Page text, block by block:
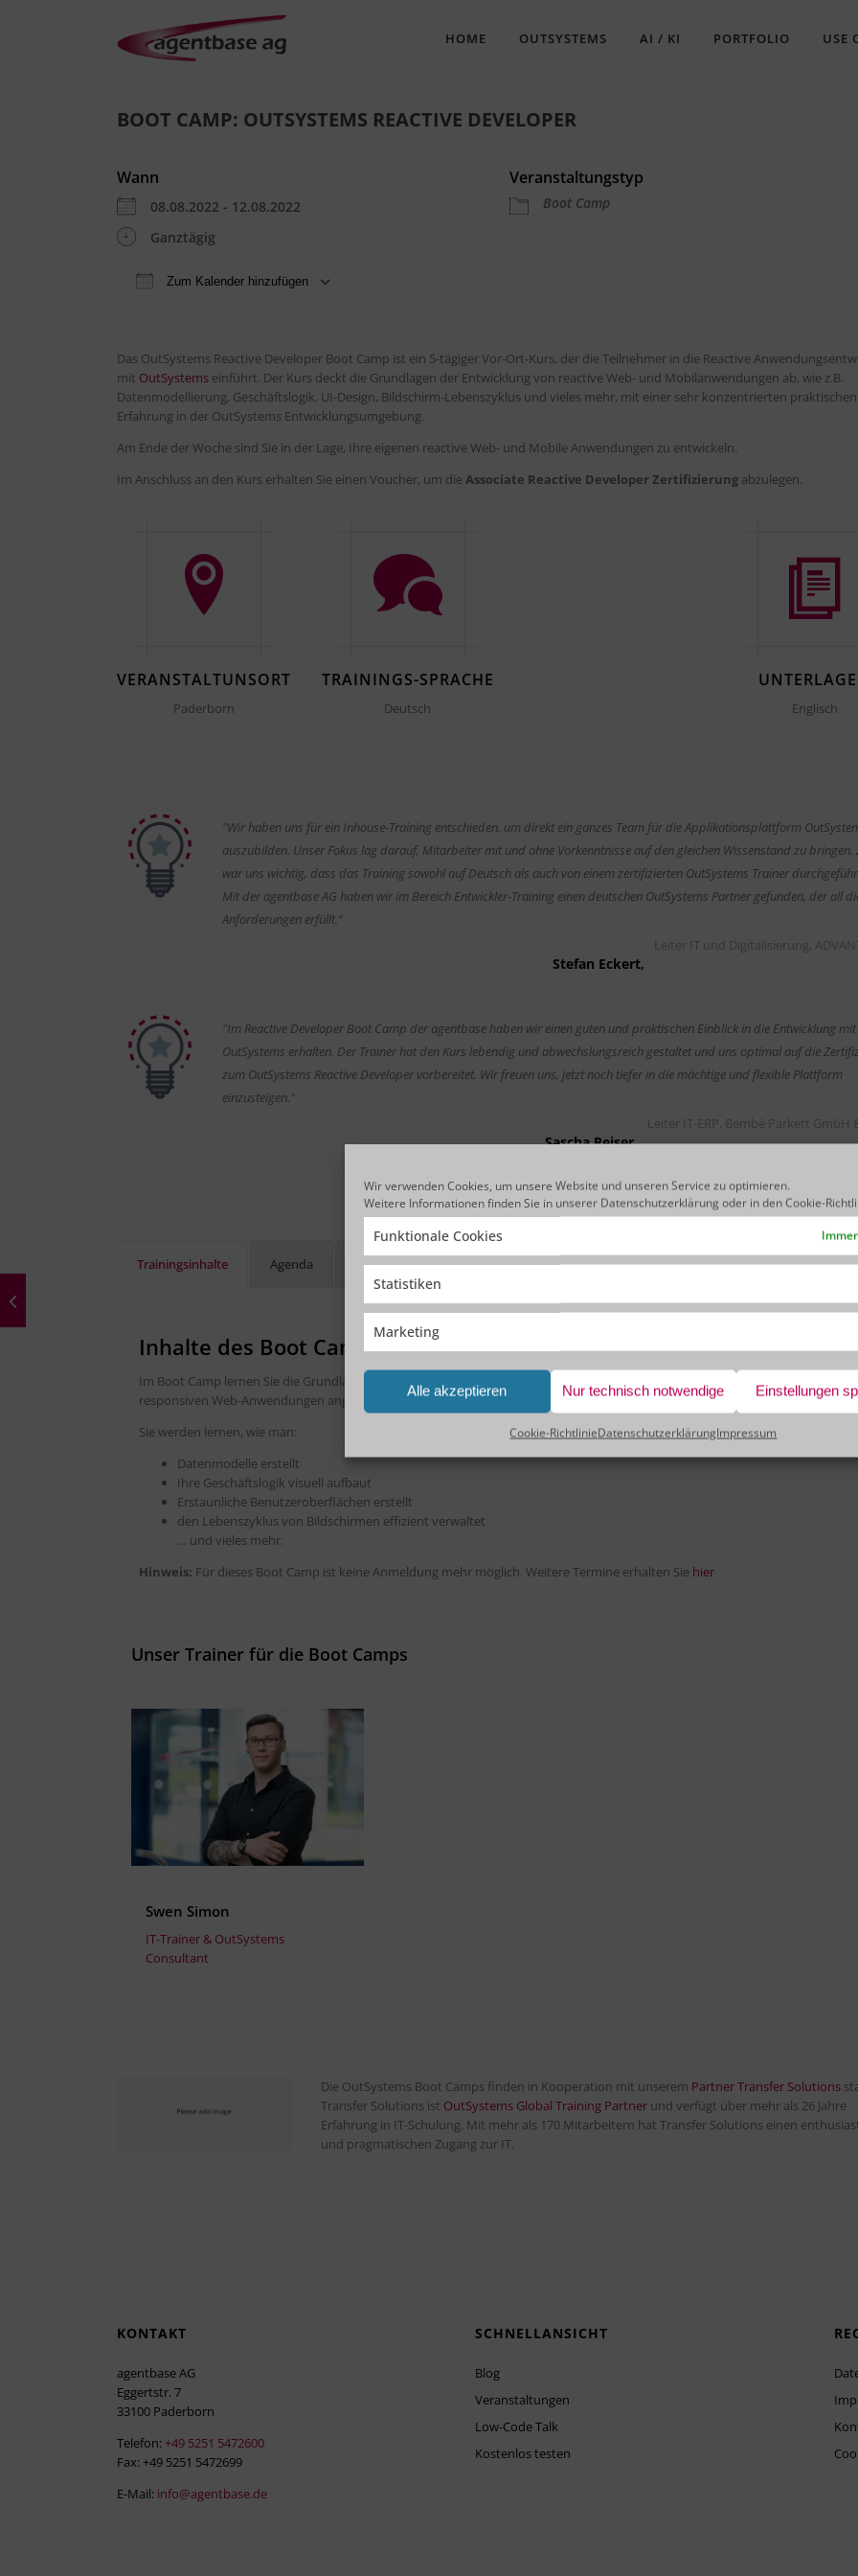
Wir verwenden Cookies, um unsere Website und unseren Service zu optimieren.
Weitere Informationen finden Sie in unserer Datenschutzerklärung oder in denCookie-
Funktionale Cookies
Statistiken
Marketing
Alle akzeptieren Nur technisch notwendige Einstellungen
Cookie-RichtlinieDatenschutzerklärungImpressum
HOME OUTSYSTEMS AI / KI PORTFOLIO USE
BOOT CAMP: OUTSYSTEMS REACTIVE DEVELOPER
Wann
08.08.2022 - 12.08.2022
Ganztägig
Zum Kalender hinzufügen
Veranstaltungstyp
Boot Camp
Das OutSystems Reactive Developer Boot Camp ist ein 5-tägiger Vor-Ort-Kurs, der die Teilnehmer in die Reactive
mit OutSystems einführt. Der Kurs deckt die Grundlagen der Entwicklung von reactive Web- und Mobilanwendungen ab, wie z.B.
Datenmodellierung, Geschäftslogik, UI-Design, Bildschirm-Lebenszyklus und vieles mehr, mit einer sehr konzentrierten praktischen
Erfahrung in der OutSystems Entwicklungsumgebung.
Am Ende der Woche sind Sie in der Lage, Ihre eigenen reactive Web- und Mobile Anwendungen zu entwickeln.
Im Anschluss an den Kurs erhalten Sie einen Voucher, um dieAssociate Reactive Developer Zertifizierung abzulegen.
VERANSTALTUNSORT
Paderborn
TRAININGS-SPRACHE
Deutsch Englisch
"Wir haben uns für ein Inhouse-Training entschieden, um direkt ein ganzes Team für die Applikationsplattform
auszubilden. Unser Fokus lag darauf, Mitarbeiter mit und ohne Vorkenntnisse auf den gleichen Wissenstand zu bringen.
war uns wichtig, dass das Training sowohl auf Deutsch als auch von einem zertifizierten OutSystems Trainer
Mit der agentbase AG haben wir im Bereich Entwickler-Training einen deutschen OutSystems Partner gefunden, der all
Anforderungen erfüllt.“
Stefan Eckert,
Leiter IT und Digitalisierung,
"Im Reactive Developer Boot Camp der agentbase haben wir einen guten und praktischen Einblick in die Entwicklung mit
OutSystems erhalten. Der Trainer hat den Kurs lebendig und abwechslungsreich gestaltet und uns optimal auf die
zum OutSystems Reactive Developer vorbereitet. Wir freuen uns, jetzt noch tiefer in die mächtige und flexible Plattform
einzusteigen."
Sascha Reiser,
Leiter IT-ERP, Bembé Parkett GmbH
Trainingsinhalte Agenda Zielgruppe Kosten & Dauer Anmeldung
Inhalte des Boot Camp
Im Boot Camp lernen Sie die Grundlagen der reaktiven Web-Entwicklung in OutSystems und wie sie bei der Erstellung von
responsiven Web-Anwendungen angewendet werden können.
Sie werden lernen, wie man:
Datenmodelle erstellt
Ihre Geschäftslogik visuell aufbaut
Erstaunliche Benutzeroberflächen erstellt
den Lebenszyklus von Bildschirmen effizient verwaltet
… und vieles mehr.
Hinweis: Für dieses Boot Camp ist keine Anmeldung mehr möglich. Weitere Termine erhalten Sie hier
Unser Trainer für die Boot Camps
Swen Simon
IT-Trainer & OutSystems
Consultant
Die OutSystems Boot Camps finden in Kooperation mit unserem Partner Transfer Solutions
Transfer Solutions ist OutSystems Global Training Partnerund verfügt über mehr als 26 Jahre
Erfahrung in IT-Schulung. Mit mehr als 170 Mitarbeitern hat Transfer Solutions einen
und pragmatischen Zugang zur IT.
KONTAKT
agentbase AG
Eggertstr. 7
33100 Paderborn
Telefon: +49 5251 5472600
Fax: +49 5251 5472699
E-Mail: info@agentbase.de
SCHNELLANSICHT
Blog
Veranstaltungen
Low-Code Talk
Kostenlos testen